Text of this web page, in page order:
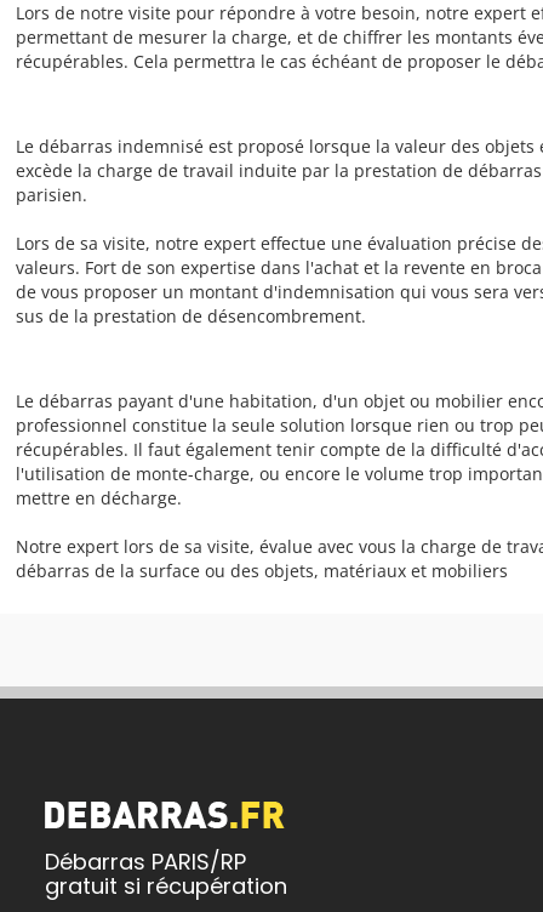
Lors de notre visite pour répondre à votre besoin, notre expert
permettant de mesurer la charge, et de chiffrer les montants
récupérables. Cela permettra le cas échéant de proposer le
Le débarras indemnisé est proposé lorsque la valeur des
excède la charge de travail induite par la prestation de
parisien.
Lors de sa visite, notre expert effectue une évaluation précise
valeurs. Fort de son expertise dans l'achat et la revente en
de vous proposer un montant d'indemnisation qui vous sera
sus de la prestation de désencombrement.
Le débarras payant d'une habitation, d'un objet ou mobilier
professionnel constitue la seule solution lorsque rien ou trop
récupérables. Il faut également tenir compte de la difficulté
l'utilisation de monte-charge, ou encore le volume trop
mettre en décharge.
Notre expert lors de sa visite, évalue avec vous la charge de
débarras de la surface ou des objets, matériaux et mobiliers
Débarras PARIS/RP
gratuit si récupération